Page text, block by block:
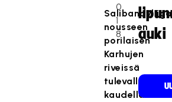
0
1
8
nousseen
porilaisen
Karhujen
riveissä
tulevalla
kaudella
auki